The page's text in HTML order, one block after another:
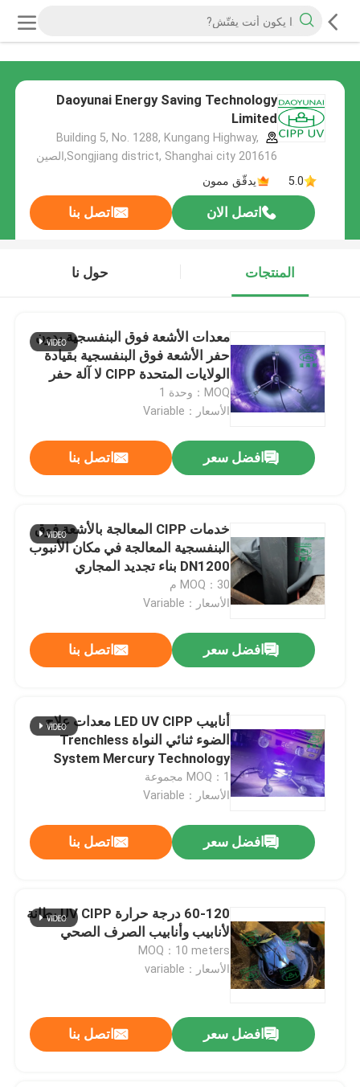
Daoyunai Energy Saving Technology
Limited
Building 5, No. 1288, Kungang Highway,
Songjiang district, Shanghai city 201616,الصين
5.0
يدقّق ممون
اتصل الان اتصل بنا
المنتجات حول نا
معدات الأشعة فوق البنفسجية بدون
حفر الأشعة فوق البنفسجية بقيادة
الولايات المتحدة CIPP لا آلة حفر
الأشعة فوق البنفسجية
MOQ：وحدة 1
الأسعار：Variable
افضل سعر اتصل بنا
خدمات CIPP المعالجة بالأشعة فوق
البنفسجية المعالجة في مكان الأنبوب
DN1200 بناء تجديد المجاري
MOQ：30 م
الأسعار：Variable
افضل سعر اتصل بنا
أنابيب LED UV CIPP معدات علاج
الضوء ثنائي النواة Trenchless
System Mercury Technology
MOQ：1 مجموعة
الأسعار：Variable
افضل سعر اتصل بنا
60-120 درجة حرارة UV CIPP بطانة
لأنابيب وأنابيب الصرف الصحي
MOQ：10 meters
الأسعار：variable
افضل سعر اتصل بنا